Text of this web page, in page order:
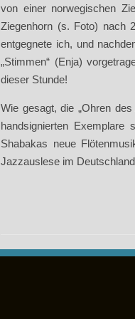
von einer norwegischen
Ziegenhorn (s. Foto) nach
entgegnete ich, und
„Stimmen“ (Enja)
dieser Stunde!
Wie gesagt, die „Ohren
handsignierten
Shabakas neue
Jazzauslese im